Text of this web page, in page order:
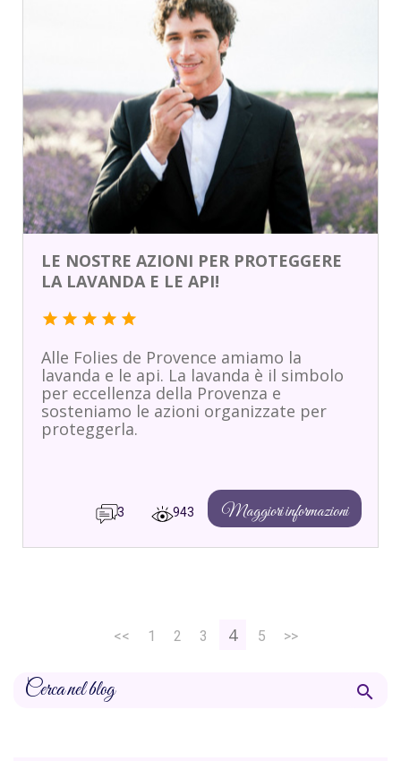

LE NOSTRE AZIONI PER PROTEGGERE
LA LAVANDA E LE API!
star star star star star
Alle Folies de Provence amiamo la
lavanda e le api. La lavanda è il simbolo
per eccellenza della Provenza e
sosteniamo le azioni organizzate per
proteggerla.
Maggiori informazioni
3 943
<< 1 2 3 4 5 >>